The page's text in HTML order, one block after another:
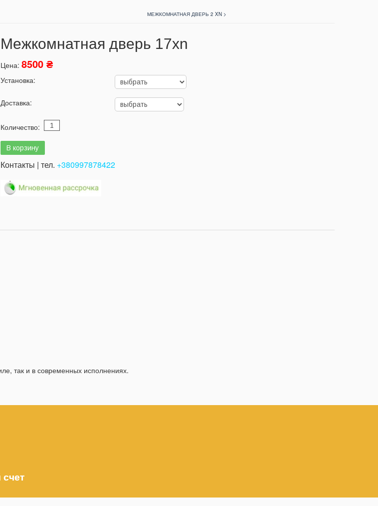
МЕЖКОМНАТНАЯ ДВЕРЬ 2 XN >
Межкомнатная дверь 17xn
Цена: 8500 ₴
Установка:
Доставка:
Количество:
Контакты | тел. +380997878422
так и в современных исполнениях.